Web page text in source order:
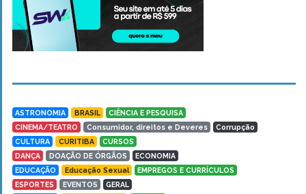
ASTRONOMIA BRASIL
CIÊNCIA E PESQUISA
CINEMA/TEATRO
Consumidor, direitos e Deveres
Corrupção
CULTURA
CURITIBA
CURSOS
DANÇA
DOAÇÃO DE ÓRGÃOS
ECONOMIA
EDUCAÇÃO
Educação Sexual
EMPREGOS E CURRÍCULOS
ESPORTES
EVENTOS
GERAL